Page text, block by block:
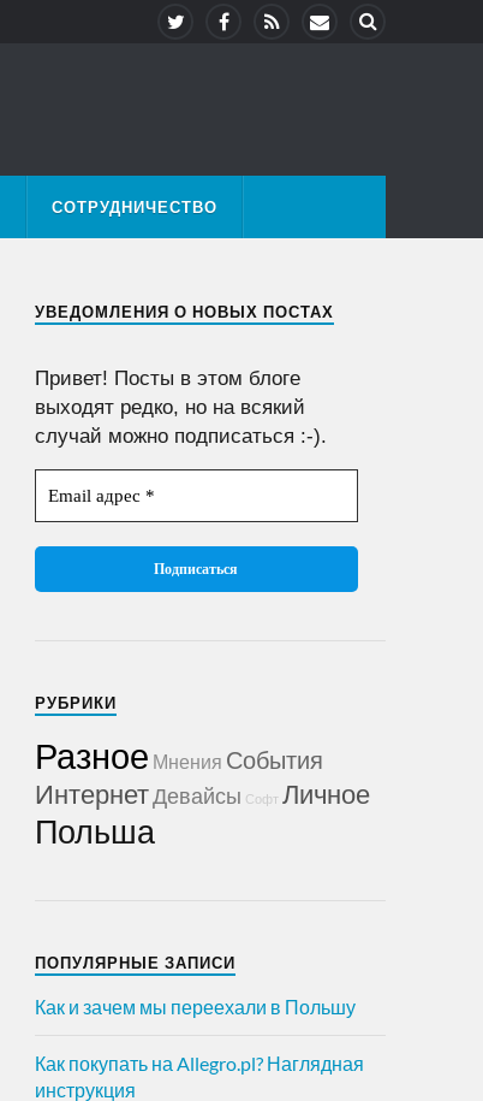
СОТРУДНИЧЕСТВО
УВЕДОМЛЕНИЯ О НОВЫХ ПОСТАХ
Привет! Посты в этом блоге
выходят редко, но на всякий
случай можно подписаться :-).
РУБРИКИ
Разное Мнения События
ИнтернетДевайсы Софт Личное
Польша
ПОПУЛЯРНЫЕ ЗАПИСИ
Как и зачем мы переехали в Польшу
Как покупать на Allegro.pl? Наглядная
инструкция